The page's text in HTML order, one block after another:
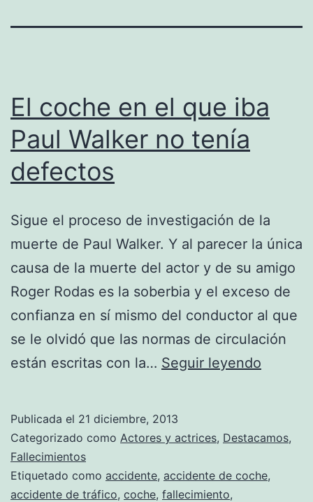
El coche en el que iba
Paul Walker no tenía
defectos
Sigue el proceso de investigación de la
muerte de Paul Walker. Y al parecer la única
causa de la muerte del actor y de su amigo
Roger Rodas es la soberbia y el exceso de
confianza en sí mismo del conductor al que
se le olvidó que las normas de circulación
están escritas con la… Seguir leyendo
el
iba
Publicada el 21 diciembre, 2013
Categorizado como Actores y actrices, Destacamos,
Fallecimientos
Etiquetado como accidente, accidente de coche,
accidente de tráfico, coche, fallecimiento,